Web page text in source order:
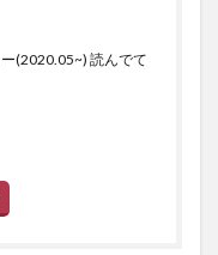
(2020.05~) 読んでて